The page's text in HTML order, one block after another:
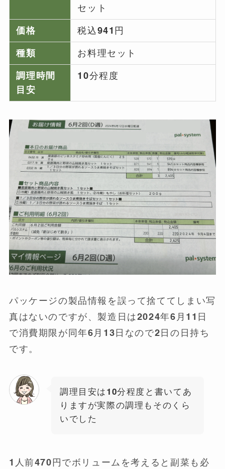
セット
価格
税込941円
種類
お料理セット
調理時間
目安
10分程度
パッケージの製品情報を誤って捨ててしまい写
真はないのですが、製造日は2024年6月11日
で消費期限が同年6月13日なので2日の日持ち
です。
調理目安は10分程度と書いてあ
りますが実際の調理もそのくら
いでした
1人前470円でボリュームを考えると副菜も必